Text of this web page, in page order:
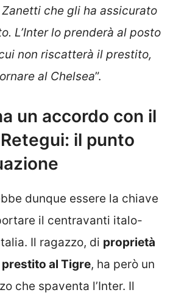
che gli ha assicurato
L’Inter lo prenderà al posto
non riscatterà il prestito,
al Chelsea”.
un accordo con il
il punto
dunque essere la chiave
il centravanti italo-
Il ragazzo, di proprietà
prestito al Tigre, ha però un
che spaventa l’Inter. Il